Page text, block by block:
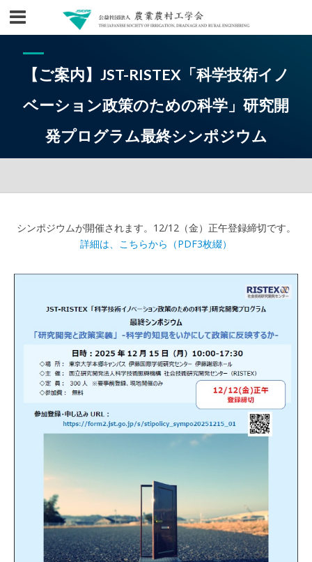
【ご案内】JST-RISTEX「科学技術イノ
ベーション政策のための科学」研究開
発プログラム最終シンポジウム
シンポジウムが開催されます。12/12（金）正午登録締切です。
詳細は、こちらから（PDF3枚綴）